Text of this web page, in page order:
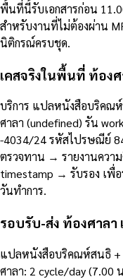
พื้นที่นี้รับเอกสารก่อน
สำหรับงานที่ไม่ต้องผ่าน
นิติกรณ์ครบชุด.
เคสจริงในพื้นที่ ท้อง
บริการ แปลหนังสือบริคณ
ศาลา (undefined) รัน
-4034/24 รหัสไปรษณีย์
ตรวจทาน → รายงานคว
timestamp → รับรอง เพื่
วันทำการ.
รอบรับ-ส่ง ท้องศาลา
แปลหนังสือบริคณห์สนธิ +
ศาลา: 2 cycle/day (7.00